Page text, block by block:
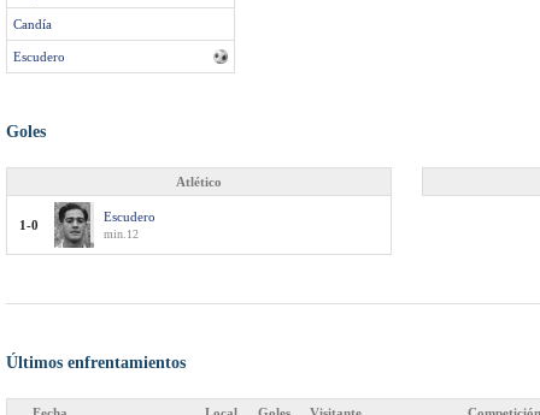
Candía
Escudero
Goles
Atlético
1-0
Escudero
min.12
Últimos enfrentamientos